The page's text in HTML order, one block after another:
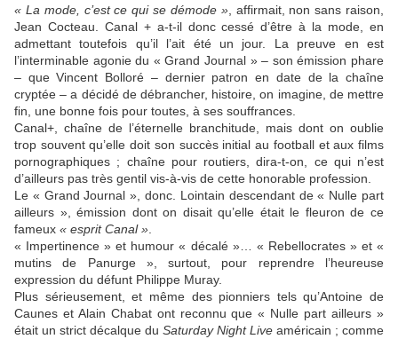
« La mode, c’est ce qui se démode », affirmait, non sans raison,
Jean Cocteau. Canal + a-t-il donc cessé d’être à la mode, en
admettant toutefois qu’il l’ait été un jour. La preuve en est
l’interminable agonie du « Grand Journal » – son émission phare
– que Vincent Bolloré – dernier patron en date de la chaîne
cryptée – a décidé de débrancher, histoire, on imagine, de mettre
fin, une bonne fois pour toutes, à ses souffrances.
Canal+, chaîne de l’éternelle branchitude, mais dont on oublie
trop souvent qu’elle doit son succès initial au football et aux films
pornographiques ; chaîne pour routiers, dira-t-on, ce qui n’est
d’ailleurs pas très gentil vis-à-vis de cette honorable profession.
Le « Grand Journal », donc. Lointain descendant de « Nulle part
ailleurs », émission dont on disait qu’elle était le fleuron de ce
fameux « esprit Canal »
« Impertinence » et humour « décalé »… « Rebellocrates » et «
mutins de Panurge », surtout, pour reprendre l’heureuse
expression du défunt Philippe Muray.
Plus sérieusement, et même des pionniers tels qu’Antoine de
Caunes et Alain Chabat ont reconnu que « Nulle part ailleurs »
était un strict décalque du Saturday Night Live américain ; comme